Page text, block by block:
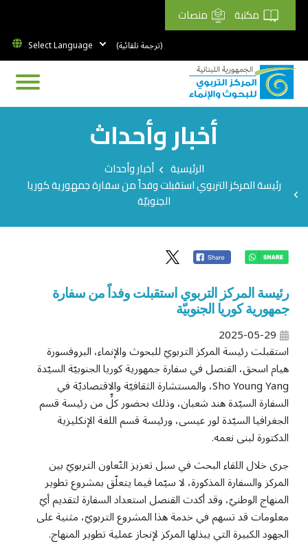
مكتبة منصات
(ترجمة تلقائية)
أخبار وأحداث
Breadcrumbالرئيسية
أخبار وأحداث
رئيسة المركز التربوي استقبلت وفداً من سفارة جمهورية كوريا
الجنوبيّة
رئيسة المركز التربوي استقبلت وفداً من سفارة
جمهورية كوريا الجنوبيّة
2025-05-29
استقبلت رئيسة المركز التربويّ للبحوث والإنماء، البروفسورة
هيام اسحق، القنصل في سفارة جمهورية كوريا الجنوبيّة السيّدة
Sho Young Yang، والمستشارة الثقافيّة والاقتصاديّة في
السفارة السيّدة هند شعبان، وذلك بحضور كلٍّ من رئيسة قسم
الجغرافيا السيّدة لور عيسى، ورئيسة قسم اللغة الإنكليزية
الدكتورة لبنى نعمه.
جرى خلال اللقاء البحث في سبل تعزيز التّعاون التربويّ بين
المركز والسفارة المذكورة، لا سيّما فيما يتعلّق بمشروع تطوير
المنهاج الوطنيّ، وقد أكدت القنصل استعداد السفارة لتقديم أيّ
معلومات قد تسهم في خدمة هذا المشروع التربويّ، مثنية على
الجهود الكبيرة التي يبذلها المركز لإنجاز عملية تطوير المنهاج.